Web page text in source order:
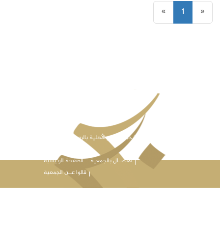
« 1 »
حـــقوق © جمعية البر الأهلية بالرس .
الصفحة الرئيسية
الاتصــال بالجمعية
قالوا عــن الجمعية